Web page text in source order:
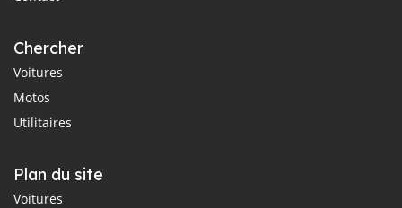
Chercher
Voitures
Motos
Utilitaires
Plan du site
Voitures